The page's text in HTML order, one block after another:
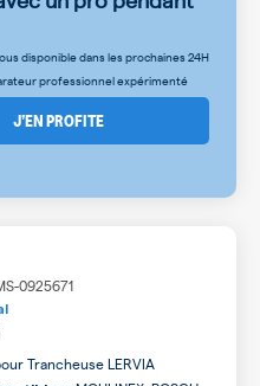
disponible dans les prochaines 24H
professionnel expérimenté
J’EN PROFITE
0925671
Trancheuse LERVIA